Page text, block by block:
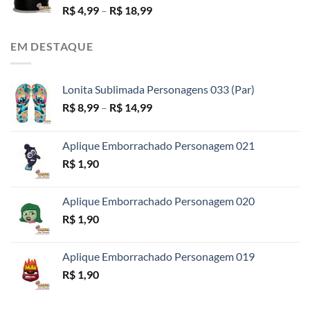
R$4,99 – R$ 18,99Faixa
EM DESTAQUE
Lonita Sublimada Personagens 033 (Par)
R$8,99 – R$ 14,99Faixa
R$ 8,99
Aplique Emborrachado Personagem 021
R$ 1,90
Aplique Emborrachado Personagem 020
R$ 1,90
Aplique Emborrachado Personagem 019
R$ 1,90